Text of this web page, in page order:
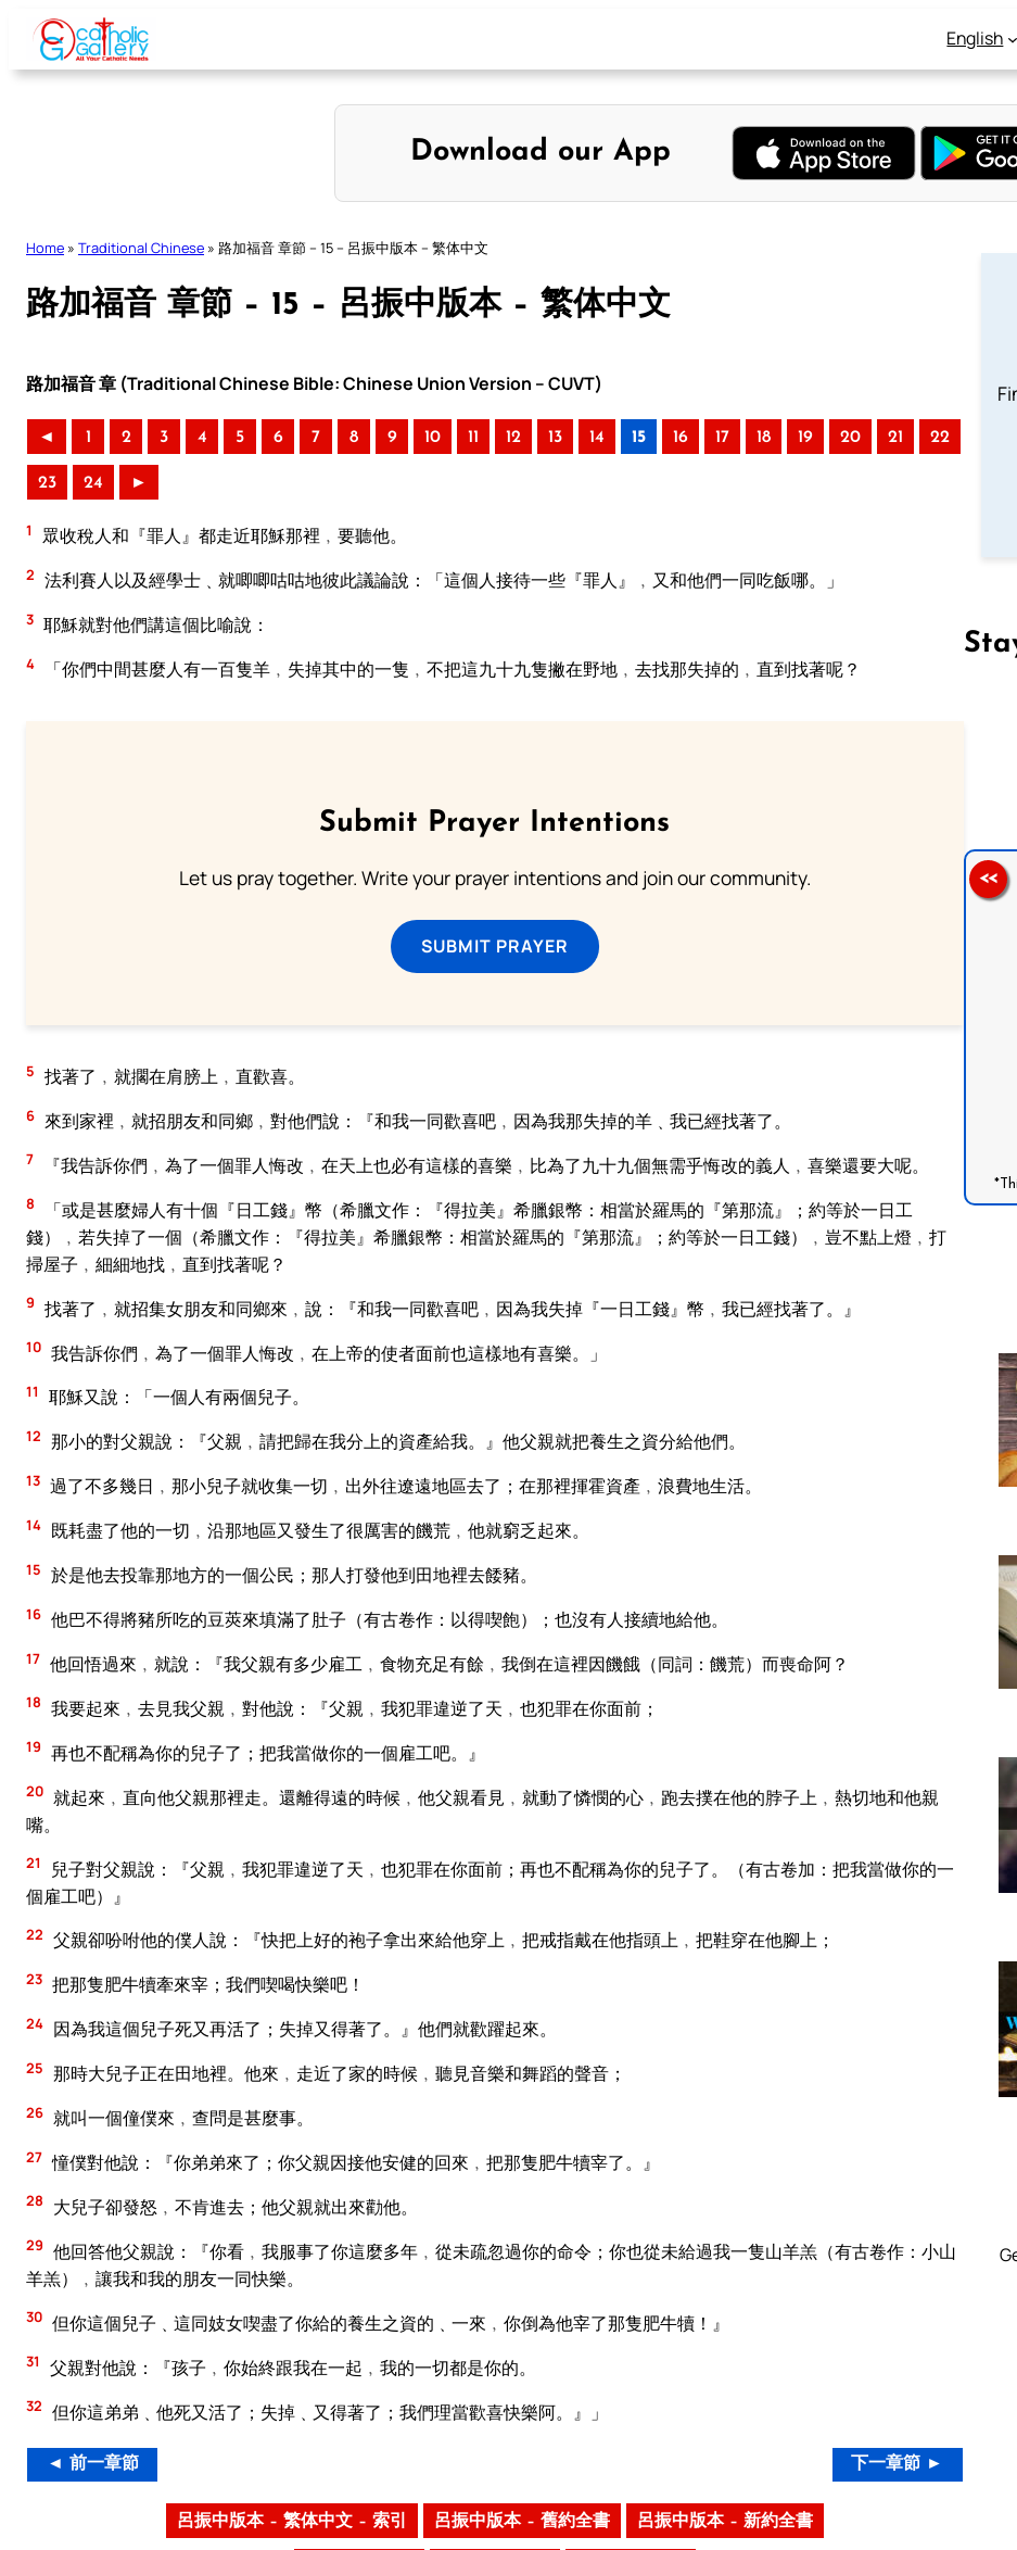
Skip
content
English
Download our App
Home » Traditional Chinese » 路加福音 章節 – 15 – 呂振中版本 – 繁体中文
路加福音 章節 – 15 – 呂振中版本 – 繁体中文
路加福音 章 (Traditional Chinese Bible: Chinese Union Version – CUVT)
◄ 1 2 3 4 5 6 7 8 9 10 11 12 13 14 15 16 17 18 19 20 21 22
23 24 ►
1 眾收稅人和『罪人』都走近耶穌那裡﹐要聽他。
2 法利賽人以及經學士﹑就唧唧咕咕地彼此議論說：「這個人接待一些『罪人』﹐又和他們一同吃飯哪。」
3 耶穌就對他們講這個比喻說：
4 「你們中間甚麼人有一百隻羊﹐失掉其中的一隻﹐不把這九十九隻撇在野地﹐去找那失掉的﹐直到找著呢？
Submit Prayer Intentions
Let us pray together. Write your prayer intentions and join our community.
SUBMIT PRAYER
5 找著了﹐就擱在肩膀上﹐直歡喜。
6 來到家裡﹐就招朋友和同鄉﹐對他們說：『和我一同歡喜吧﹐因為我那失掉的羊﹑我已經找著了。
7 『我告訴你們﹐為了一個罪人悔改﹐在天上也必有這樣的喜樂﹐比為了九十九個無需乎悔改的義人﹐喜樂還要大呢。
8
「或是甚麼婦人有十個『日工錢』幣（希臘文作：『得拉美』希臘銀幣：相當於羅馬的『第那流』；約等於一日工
錢）﹐若失掉了一個（希臘文作：『得拉美』希臘銀幣：相當於羅馬的『第那流』；約等於一日工錢）﹐豈不點上燈﹐打
掃屋子﹐細細地找﹐直到找著呢？
9 找著了﹐就招集女朋友和同鄉來﹐說：『和我一同歡喜吧﹐因為我失掉『一日工錢』幣﹐我已經找著了。』
10 我告訴你們﹐為了一個罪人悔改﹐在上帝的使者面前也這樣地有喜樂。」
11 耶穌又說：「一個人有兩個兒子。
12 那小的對父親說：『父親﹐請把歸在我分上的資產給我。』他父親就把養生之資分給他們。
13 過了不多幾日﹐那小兒子就收集一切﹐出外往遼遠地區去了；在那裡揮霍資產﹐浪費地生活。
14 既耗盡了他的一切﹐沿那地區又發生了很厲害的饑荒﹐他就窮乏起來。
15 於是他去投靠那地方的一個公民；那人打發他到田地裡去餧豬。
16 他巴不得將豬所吃的豆莢來填滿了肚子（有古卷作：以得喫飽）；也沒有人接續地給他。
17 他回悟過來﹐就說：『我父親有多少雇工﹐食物充足有餘﹐我倒在這裡因饑餓（同詞：饑荒）而喪命阿？
18 我要起來﹐去見我父親﹐對他說：『父親﹐我犯罪違逆了天﹐也犯罪在你面前；
19 再也不配稱為你的兒子了；把我當做你的一個雇工吧。』
20 就起來﹐直向他父親那裡走。還離得遠的時候﹐他父親看見﹐就動了憐憫的心﹐跑去撲在他的脖子上﹐熱切地和他親
嘴。
21
兒子對父親說：『父親﹐我犯罪違逆了天﹐也犯罪在你面前；再也不配稱為你的兒子了。（有古卷加：把我當做你的一
個雇工吧）』
22 父親卻吩咐他的僕人說：『快把上好的袍子拿出來給他穿上﹐把戒指戴在他指頭上﹐把鞋穿在他腳上；
23 把那隻肥牛犢牽來宰；我們喫喝快樂吧！
24 因為我這個兒子死又再活了；失掉又得著了。』他們就歡躍起來。
25 那時大兒子正在田地裡。他來﹐走近了家的時候﹐聽見音樂和舞蹈的聲音；
26 就叫一個僮僕來﹐查問是甚麼事。
27 憧僕對他說：『你弟弟來了；你父親因接他安健的回來﹐把那隻肥牛犢宰了。』
28 大兒子卻發怒﹐不肯進去；他父親就出來勸他。
29 他回答他父親說：『你看﹐我服事了你這麼多年﹐從未疏忽過你的命令；你也從未給過我一隻山羊羔（有古卷作：小山
羊羔）﹐讓我和我的朋友一同快樂。
30 但你這個兒子﹑這同妓女喫盡了你給的養生之資的﹑一來﹐你倒為他宰了那隻肥牛犢！』
31 父親對他說：『孩子﹐你始終跟我在一起﹐我的一切都是你的。
32 但你這弟弟﹑他死又活了；失掉﹑又得著了；我們理當歡喜快樂阿。』」
◄ 前一章節 下一章節 ►
呂振中版本 – 繁体中文 – 索引 呂振中版本 – 舊約全書 呂振中版本 – 新約全書
<<